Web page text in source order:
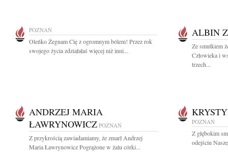
POZNAŃ
Oleńko Żegnam Cię z ogromnym bólem! Przez rok
swojego życia zdziałałaś więcej niż inni...
ALBIN
Ze smutkiem
Człowieka i
trzech...
ANDRZEJ MARIA
ŁAWRYNOWICZ POZNAŃ
Z przykrością zawiadamiamy, że zmarł Andrzej
Maria Ławrynowicz Pogrążone w żalu córki...
POZNAŃ
Z głębokim
odejściu